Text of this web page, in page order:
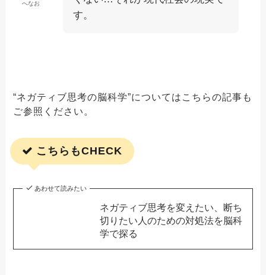
へなお
す。
“ネガティブ思考の脳科学”についてはこちらの記事も
ご参照ください。
こちらもCHECK
あわせて読みたい
ネガティブ思考を変えたい、断ち
切りたい人のための対処法を脳科
学で探る